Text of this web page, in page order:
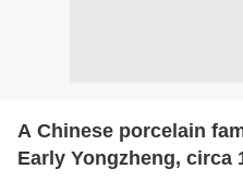
A Chinese porcelain
Early Yongzheng, circa